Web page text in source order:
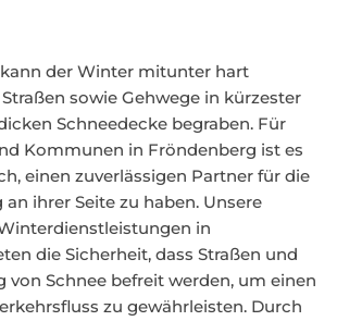
der Winter mitunter hart
sowie Gehwege in kürzester
Schneedecke begraben. Für
Kommunen in Fröndenberg ist es
einen zuverlässigen Partner für die
ihrer Seite zu haben. Unsere
in
die Sicherheit, dass Straßen und
von Schnee befreit werden, um einen
zu gewährleisten. Durch